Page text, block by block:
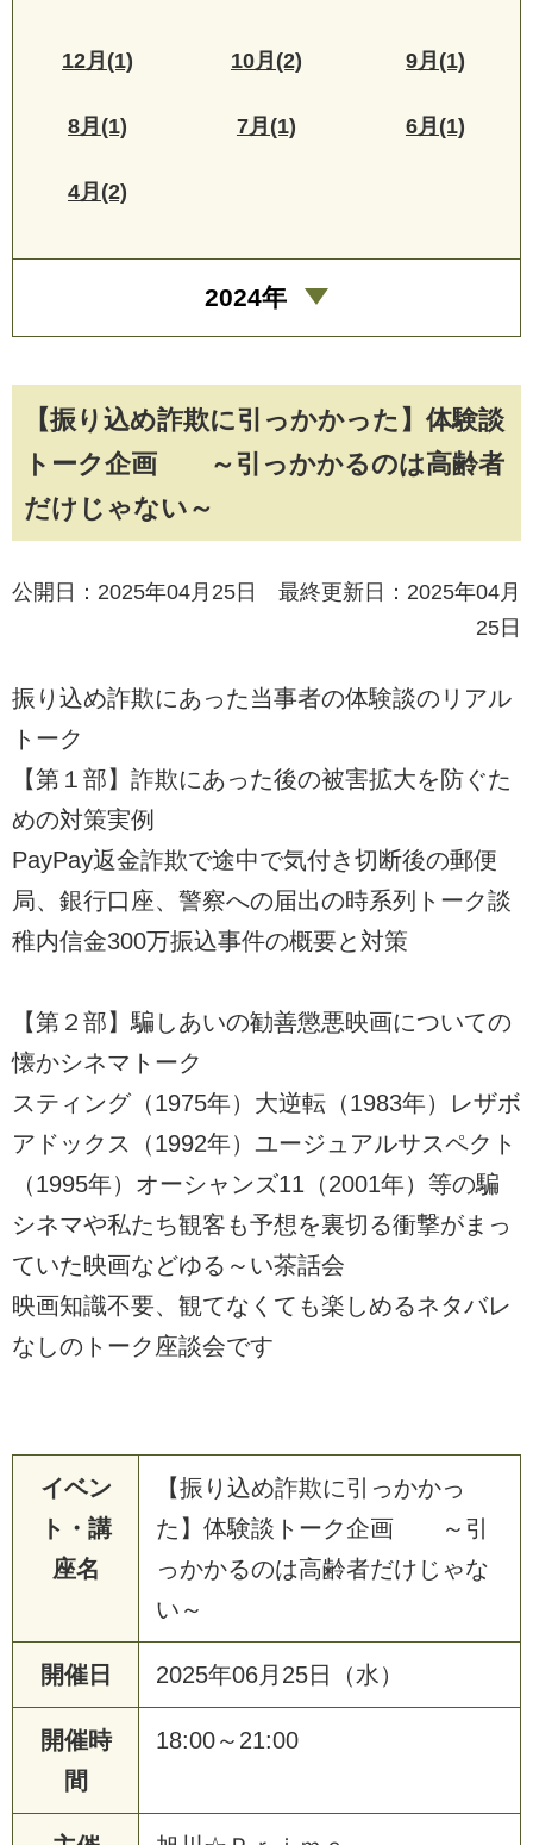
【振り込め詐欺に引っかかった】体験談
トーク企画 ～引っかかるのは高齢者
だけじゃない～
公開日：2025年04月25日 最終更新日：2025年04月
25日
振り込め詐欺にあった当事者の体験談のリアル
トーク
【第１部】詐欺にあった後の被害拡大を防ぐた
めの対策実例
PayPay返金詐欺で途中で気付き切断後の郵便
局、銀行口座、警察への届出の時系列トーク談
稚内信金300万振込事件の概要と対策
【第２部】騙しあいの勧善懲悪映画についての
懐かシネマトーク
スティング（1975年）大逆転（1983年）レザボ
アドックス（1992年）ユージュアルサスペクト
（1995年）オーシャンズ11（2001年）等の騙
シネマや私たち観客も予想を裏切る衝撃がまっ
ていた映画などゆる～い茶話会
映画知識不要、観てなくても楽しめるネタバレ
なしのトーク座談会です
イベン
ト・講
座名
【振り込め詐欺に引っかかっ
た】体験談トーク企画 ～引
っかかるのは高齢者だけじゃな
い～
開催日 2025年06月25日（水）
開催時
間
18:00～21:00
12月(1) 10月(2) 9月(1)
8月(1) 7月(1) 6月(1)
4月(2)
2024年